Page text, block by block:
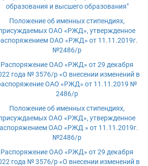
образования и высшего образования"
Положение об именных стипендиях,
ОАО «РЖД», утвержденное
ОАО «РЖД» от 11.11.2019г.
№2486/р
Распоряжение ОАО «РЖД» от 29 декабря
года № 3576/р «О внесении изменений в
ОАО «РЖД» от 11.11.2019 №
2486/р
Положение об именных стипендиях,
ОАО «РЖД», утвержденное
ОАО «РЖД » от 11.11.2019г.
№2486/р
Распоряжение ОАО «РЖД» от 29 декабря
года № 3576/р «О внесении изменений в